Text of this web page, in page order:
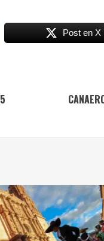
Post en X